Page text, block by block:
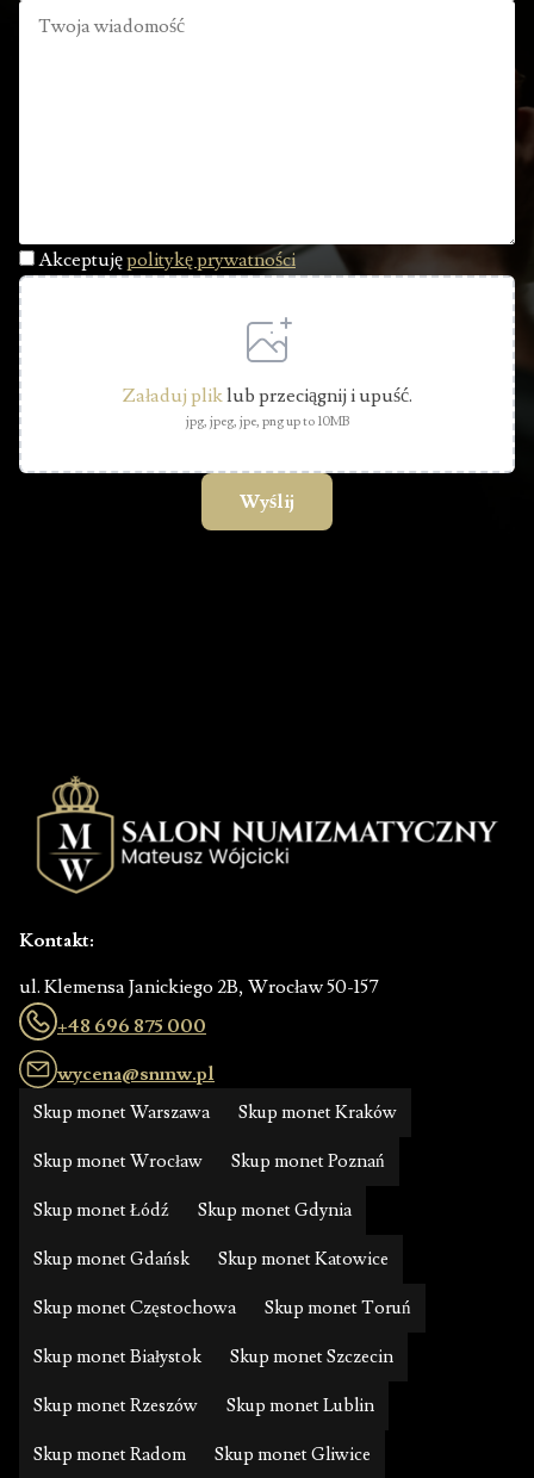
Akceptujępolitykę prywatności
Załaduj pliklub przeciągnij i upuść.
jpg, jpeg, jpe, png up to 10MB
Kontakt:
ul. Klemensa Janickiego 2B, Wrocław 50-157
+48 696 875 000
wycena@snmw.pl
Skup monet Warszawa
Skup monet Kraków
Skup monet Wrocław Skup monet Poznań
Skup monet Łódź Skup monet Gdynia
Skup monet Gdańsk Skup monet Katowice
Skup monet Częstochowa Skup monet Toruń
Skup monet Białystok Skup monet Szczecin
Skup monet Rzeszów Skup monet Lublin
Skup monet Radom Skup monet Gliwice